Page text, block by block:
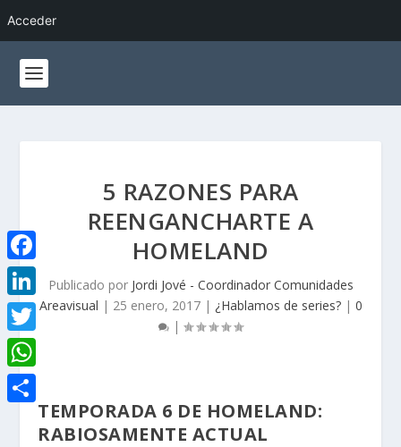
Acceder
5 RAZONES PARA
REENGANCHARTE A
HOMELAND
Publicado por Jordi Jové - Coordinador Comunidades
Areavisual | 25 enero, 2017| ¿Hablamos de series?| 0
|
TEMPORADA 6 DE HOMELAND:
RABIOSAMENTE ACTUAL
F
a
c
e
b
L
i
n
k
T
w
i
W